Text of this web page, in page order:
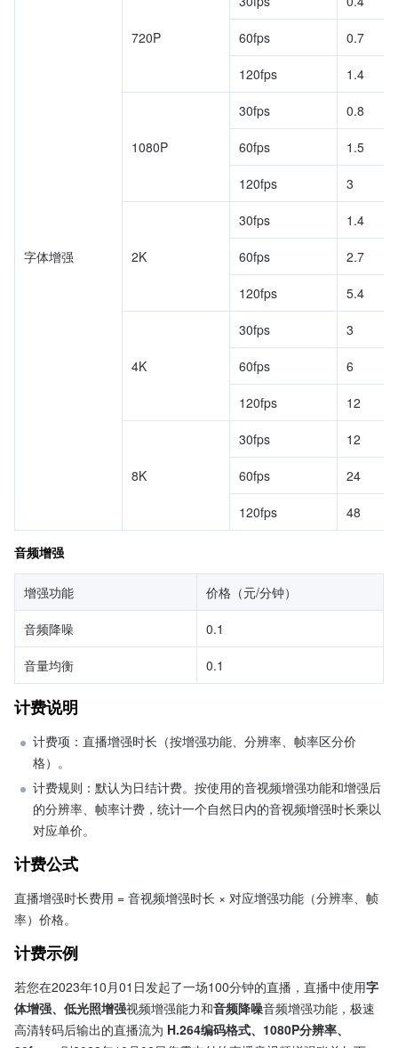
字体增强
720P 60fps 0.7
120fps 1.4
1080P
30fps 0.8
60fps 1.5
120fps 3
2K
30fps 1.4
60fps 2.7
120fps 5.4
4K
30fps 3
60fps 6
120fps 12
8K
30fps 12
60fps 24
120fps 48
音频增强
增强功能 价格（元/分钟）
音频降噪 0.1
音量均衡 0.1
计费说明
计费项：直播增强时长（按增强功能、分辨率、帧率区分价
格）。
计费规则：默认为日结计费。按使用的音视频增强功能和增强后
的分辨率、帧率计费，统计一个自然日内的音视频增强时长乘以
对应单价。
计费公式
直播增强时长费用 = 音视频增强时长 × 对应增强功能（分辨率、帧
率）价格。
计费示例
若您在2023年10月01日发起了一场100分钟的直播，直播中使用字
体增强、低光照增强视频增强能力和音频降噪音频增强功能，极速
高清转码后输出的直播流为 H.264编码格式、1080P分辨率、